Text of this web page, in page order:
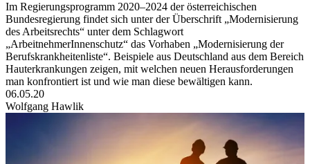
Im Regierungsprogramm 2020–2024 der österreichischen
Bundesregierung findet sich unter der Überschrift „Modernisierung
des Arbeitsrechts“ unter dem Schlagwort
„ArbeitnehmerInnenschutz“ das Vorhaben „Modernisierung der
Berufskrankheitenliste“. Beispiele aus Deutschland aus dem Bereich
Hauterkrankungen zeigen, mit welchen neuen Herausforderungen
man konfrontiert ist und wie man diese bewältigen kann.
06.05.20
Wolfgang Hawlik